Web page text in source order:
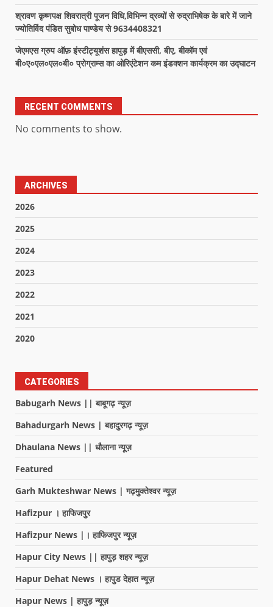
श्रावण कृष्णपक्ष शिवरात्री पूजन विधि,विभिन्न द्रव्यों से रुद्राभिषेक के बारे में जाने
ज्योतिर्विद पंडित सुबोध पाण्डेय से 9634408321
जेएमएस ग्रुप ऑफ़ इंस्टीट्यूशंस हापुड़ में बीएससी, बीए, बीकॉम एवं
बी०ए०एल०एल०बी० प्रोग्राम्स का ओरिएंटेशन कम इंडक्शन कार्यक्रम का उद्घाटन
RECENT COMMENTS
No comments to show.
ARCHIVES
2026
2025
2024
2023
2022
2021
2020
CATEGORIES
Babugarh News || बाबूगढ़ न्यूज़
Bahadurgarh News | बहादुरगढ़ न्यूज़
Dhaulana News || धौलाना न्यूज़
Featured
Garh Mukteshwar News | गढ़मुक्तेश्वर न्यूज़
Hafizpur । हाफिजपुर
Hafizpur News |। हाफिजपुर न्यूज़
Hapur City News || हापुड़ शहर न्यूज़
Hapur Dehat News । हापुड देहात न्यूज़
Hapur News | हापुड़ न्यूज़